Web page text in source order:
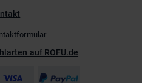
auf ROFU.de